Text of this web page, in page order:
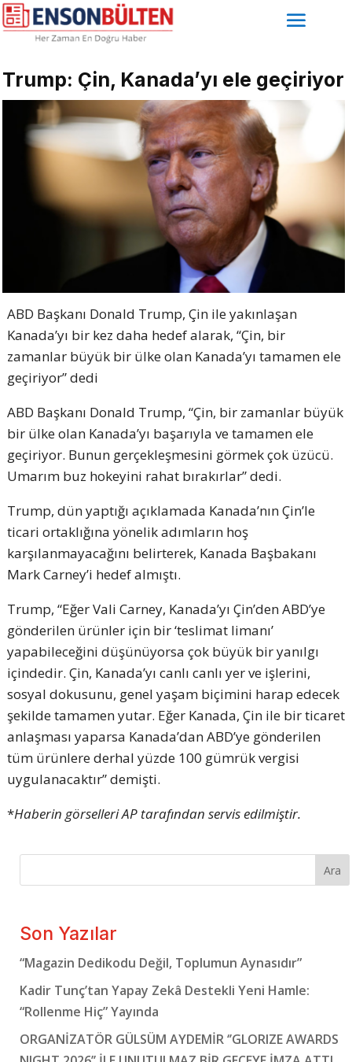
Trump: Çin, Kanada’yı ele geçiriyor
ABD Başkanı Donald Trump, Çin ile yakınlaşan
Kanada’yı bir kez daha hedef alarak, “Çin, bir
zamanlar büyük bir ülke olan Kanada’yı tamamen ele
geçiriyor” dedi
ABD Başkanı Donald Trump, “Çin, bir zamanlar büyük
bir ülke olan Kanada’yı başarıyla ve tamamen ele
geçiriyor. Bunun gerçekleşmesini görmek çok üzücü.
Umarım buz hokeyini rahat bırakırlar” dedi.
Trump, dün yaptığı açıklamada Kanada’nın Çin’le
ticari ortaklığına yönelik adımların hoş
karşılanmayacağını belirterek, Kanada Başbakanı
Mark Carney’i hedef almıştı.
Trump, “Eğer Vali Carney, Kanada’yı Çin’den ABD’ye
gönderilen ürünler için bir ‘teslimat limanı’
yapabileceğini düşünüyorsa çok büyük bir yanılgı
içindedir. Çin, Kanada’yı canlı canlı yer ve işlerini,
sosyal dokusunu, genel yaşam biçimini harap edecek
şekilde tamamen yutar. Eğer Kanada, Çin ile bir ticaret
anlaşması yaparsa Kanada’dan ABD’ye gönderilen
tüm ürünlere derhal yüzde 100 gümrük vergisi
uygulanacaktır” demişti.
*Haberin görselleri AP tarafından servis edilmiştir.
Ara
Son Yazılar
“Magazin Dedikodu Değil, Toplumun Aynasıdır”
Kadir Tunç’tan Yapay Zekâ Destekli Yeni Hamle:
“Rollenme Hiç” Yayında
ORGANİZATÖR GÜLSÜM AYDEMİR ‘’GLORIZE AWARDS